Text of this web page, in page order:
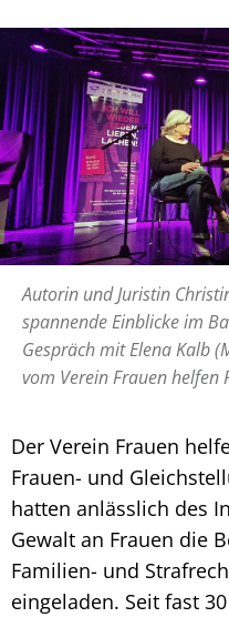
Autorin und Juristin
spannende Einblicke im
Gespräch mit Elena Kalb
vom Verein Frauen helfen
Der Verein Frauen
Frauen- und
hatten anlässlich des
Gewalt an Frauen die
Familien- und
eingeladen. Seit fast